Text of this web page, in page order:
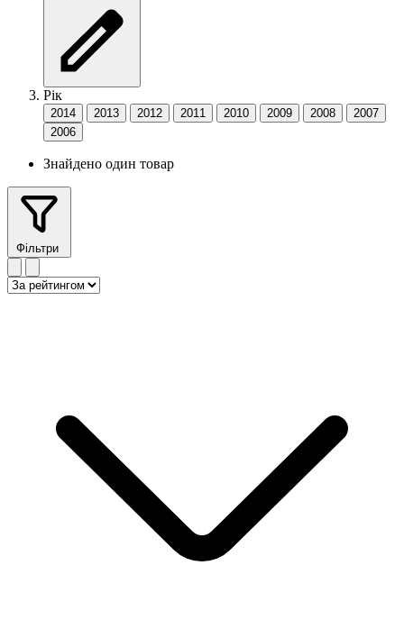
Рік
2014 2013 2012 2011 2010 2009 2008
2007
2006
Знайдено один товар
Фільтри